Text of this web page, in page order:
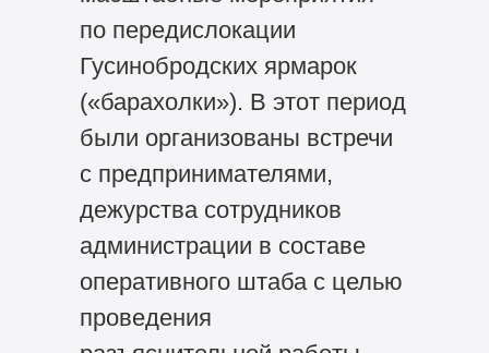
по передислокации
Гусинобродских ярмарок
(«барахолки»). В этот период
были организованы встречи
с предпринимателями,
дежурства сотрудников
администрации в составе
оперативного штаба с целью
проведения